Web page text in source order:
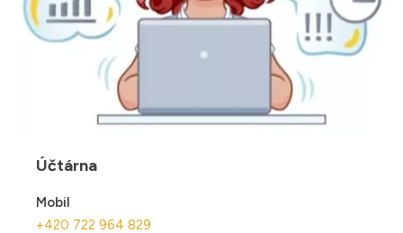
Účtárna
Mobil
+420 722 964 829